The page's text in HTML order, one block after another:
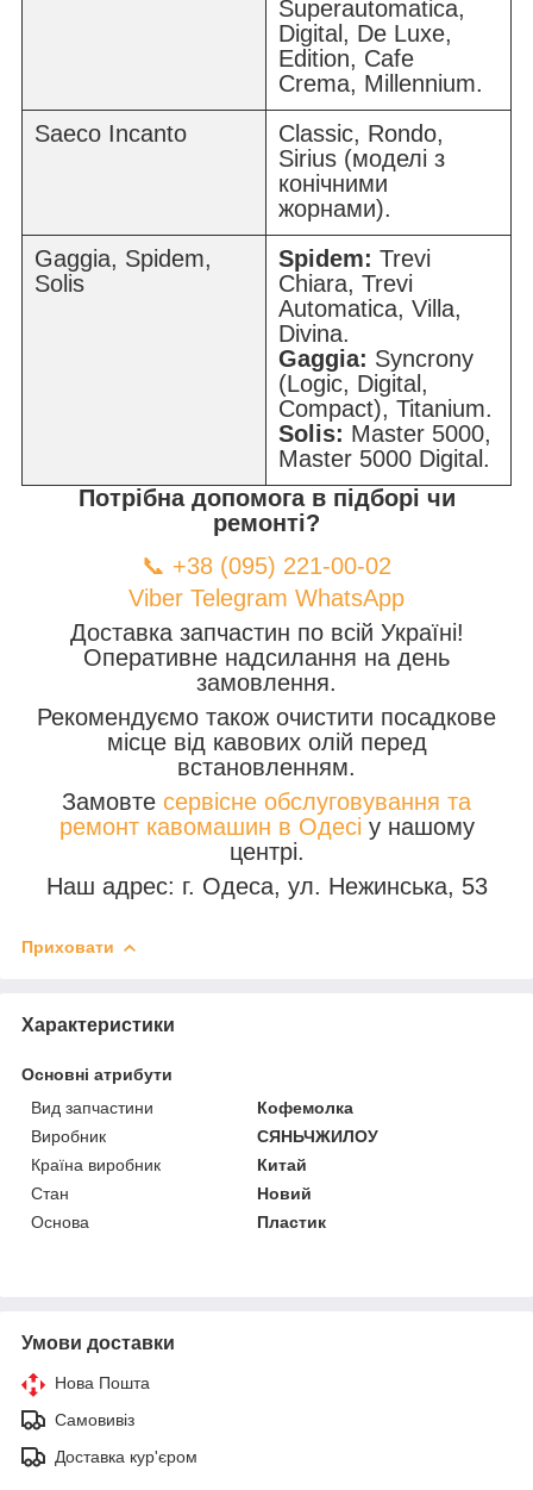
Superautomatica,
Digital, De Luxe,
Edition, Cafe
Crema, Millennium.
Saeco Incanto
Classic, Rondo,
Sirius (моделі з
конічними
жорнами).
Gaggia, Spidem,
Solis
Spidem: Trevi
Chiara, Trevi
Automatica, Villa,
Divina.
Gaggia: Syncrony
(Logic, Digital,
Compact), Titanium.
Solis: Master 5000,
Master 5000 Digital.
Потрібна допомога в підборі чи
ремонті?
📞 +38 (095) 221-00-02
Viber Telegram WhatsApp
Доставка запчастин по всій Україні!
Оперативне надсилання на день
замовлення.
Рекомендуємо також очистити посадкове
місце від кавових олій перед
встановленням.
Замовте сервісне обслуговування та
ремонт кавомашин в Одесі у нашому
центрі.
Наш адрес: г. Одеса, ул. Нежинська, 53
Приховати
Характеристики
Основні атрибути
Вид запчастини
Кофемолка
Виробник
СЯНЬЧЖИЛОУ
Країна виробник
Китай
Стан
Новий
Основа
Пластик
Умови доставки
Нова Пошта
Самовивіз
Доставка кур'єром